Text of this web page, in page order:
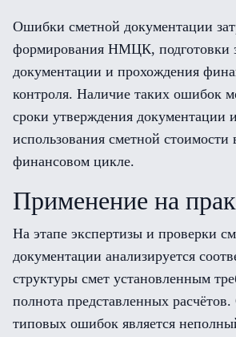
Ошибки сметной документации
формирования НМЦК, подготовки
документации и прохождения
контроля. Наличие таких ошибок
сроки утверждения документации
использования сметной стоимости
финансовом цикле.
Применение на
На этапе экспертизы и проверки
документации анализируется
структуры смет установленным
полнота представленных
типовых ошибок является